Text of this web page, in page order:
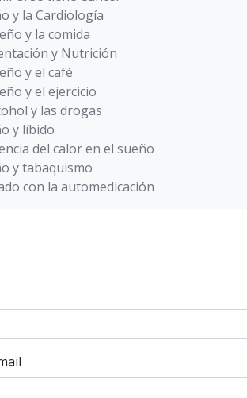
y la Cardiología
y la comida
y Nutrición
y el café
y el ejercicio
y las drogas
y líbido
del calor en el sueño
y tabaquismo
con la automedicación